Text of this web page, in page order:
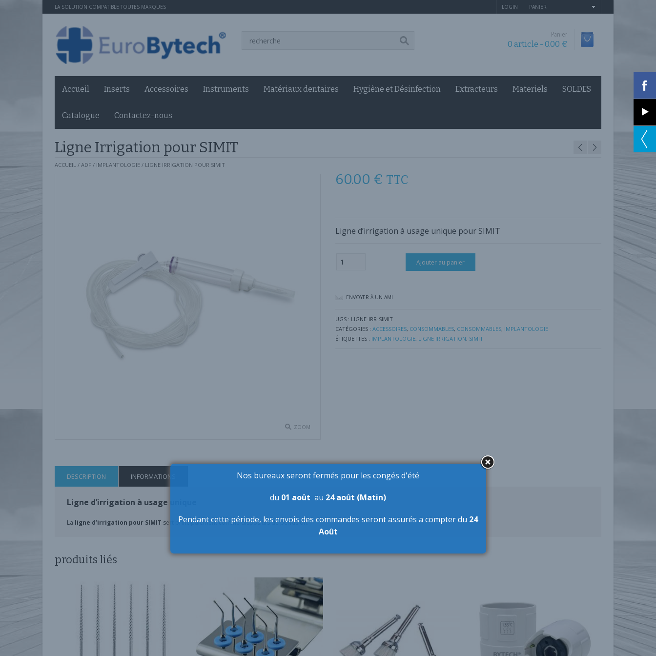
LA SOLUTION COMPATIBLE TOUTES MARQUES PANIER
LOGIN
Panier
0 article -0.00 €
Accueil Inserts Accessoires Instruments Matériaux dentaires Hygiène et Désinfection Extracteurs Materiels SOLDES
Catalogue Contactez-nous
Ligne Irrigation pour SIMIT
ACCUEIL / ADF / IMPLANTOLOGIE / LIGNE IRRIGATION POUR SIMIT
ZOOM
60.00 € TTC
Ligne d’irrigation à usage unique pour SIMIT
de
SIMIT
Ajouter au panier
ENVOYER À UN AMI
UGS : LIGNE-IRR-SIMIT
CATÉGORIES : ACCESSOIRES, CONSOMMABLES, CONSOMMABLES, IMPLANTOLOGIE
ÉTIQUETTES : IMPLANTOLOGIE, LIGNE IRRIGATION, SIMIT
DESCRIPTION INFORMATIONS
Ligne d’irrigation à usage unique
La ligne d’irrigation pour SIMIT sert principalement comme dispositifs de perfusion.
produits liés
Nos bureaux seront fermés pour les congés d'été
du 01 août au 24 août (Matin)
Pendant cette période, les envois des commandes seront assurés a compter du 24
Août